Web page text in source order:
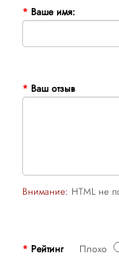
Ваше имя:
Ваш отзыв
Внимание: HTML не
РейтингПлохо